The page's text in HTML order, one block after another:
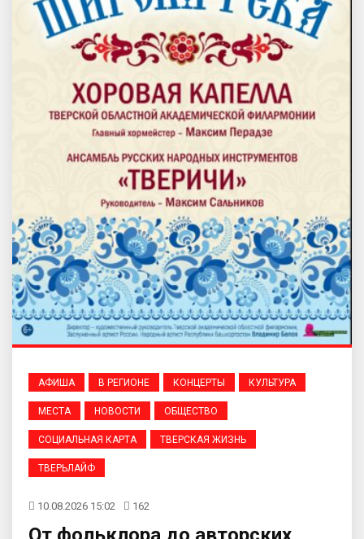
АФИША В РЕГИОНЕ КОНЦЕРТЫ КУЛЬТУРА
МЕСТА НОВОСТИ ОБЩЕСТВО
СОЦИАЛЬНАЯ КАРТА ТВЕРСКАЯ ЖИЗНЬ
ТВЕРЬЛАЙФ
10.08.2026 15:02 162